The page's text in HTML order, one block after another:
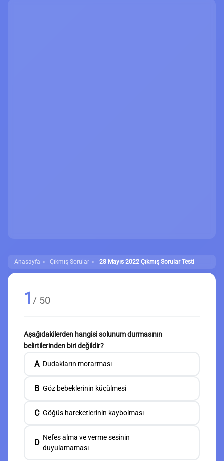
Anasayfa Çıkmış Sorular 28 Mayıs 2022 Çıkmış Sorular Testi
1 / 50
Aşağıdakilerden hangisi solunum durmasının
belirtilerinden biri değildir?
A Dudakların morarması
B Göz bebeklerinin küçülmesi
C Göğüs hareketlerinin kaybolması
D
Nefes alma ve verme sesinin
duyulamaması